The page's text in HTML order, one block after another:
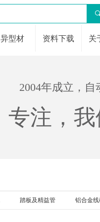
2004年成立，
专注，
异型材 资料下载 关
踏板及精益管 铝合金